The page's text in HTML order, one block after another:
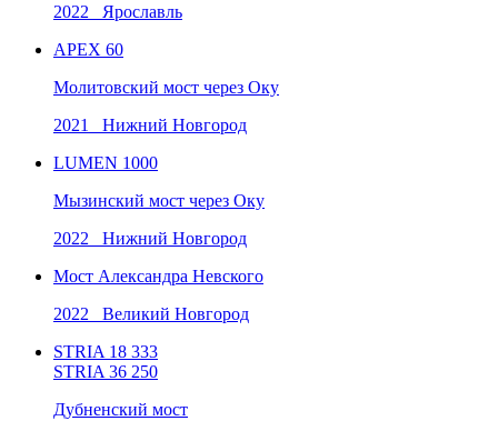
2022 Ярославль
APEX 60
Молитовский мост через Оку
2021 Нижний Новгород
LUMEN 1000
Мызинский мост через Оку
2022 Нижний Новгород
Мост Александра Невского
2022 Великий Новгород
STRIA 18 333
STRIA 36 250
Дубненский мост